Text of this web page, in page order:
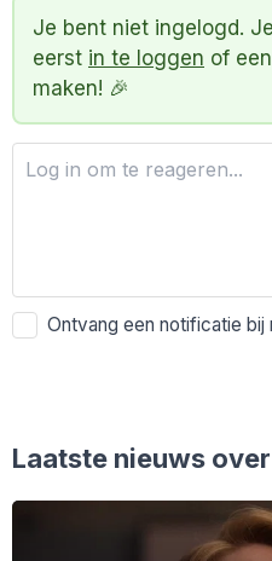
Je bent niet ingelogd.
eerst in te loggen of een
maken! 🎉
Ontvang een notificatie bij
Laatste nieuws